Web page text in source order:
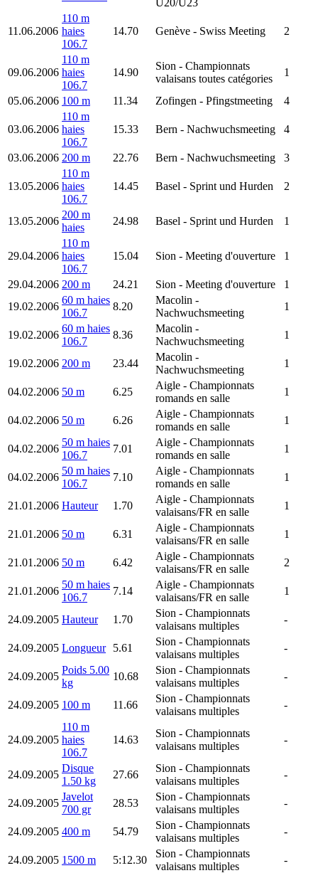
11.06.2006
110 m
haies
106.7
14.70 Genève - Swiss Meeting 2
09.06.2006
110 m
haies
106.7
14.90
Sion - Championnats
valaisans toutes catégories
1
05.06.2006 100 m 11.34 Zofingen - Pfingstmeeting 4
03.06.2006
110 m
haies
106.7
15.33 Bern - Nachwuchsmeeting 4
03.06.2006 200 m 22.76 Bern - Nachwuchsmeeting 3
13.05.2006
110 m
haies
106.7
14.45 Basel - Sprint und Hurden 2
13.05.2006
200 m
haies
24.98 Basel - Sprint und Hurden 1
29.04.2006
110 m
haies
106.7
15.04 Sion - Meeting d'ouverture 1
29.04.2006 200 m 24.21 Sion - Meeting d'ouverture
1
19.02.2006
60 m haies
106.7
8.20
Macolin -
Nachwuchsmeeting
1
19.02.2006
60 m haies
106.7
8.36
Macolin -
Nachwuchsmeeting
1
19.02.2006 200 m 23.44
Macolin -
Nachwuchsmeeting
1
04.02.2006 50 m 6.25
Aigle - Championnats
romands en salle
1
04.02.2006 50 m 6.26
Aigle - Championnats
romands en salle
1
04.02.2006
50 m haies
106.7
7.01
Aigle - Championnats
romands en salle
1
04.02.2006
50 m haies
106.7
7.10
Aigle - Championnats
romands en salle
1
21.01.2006 Hauteur 1.70
Aigle - Championnats
valaisans/FR en salle
1
21.01.2006 50 m 6.31
Aigle - Championnats
valaisans/FR en salle
1
21.01.2006 50 m 6.42
Aigle - Championnats
valaisans/FR en salle
2
21.01.2006
50 m haies
106.7
7.14
Aigle - Championnats
valaisans/FR en salle
1
24.09.2005 Hauteur 1.70
Sion - Championnats
valaisans multiples
-
24.09.2005 Longueur 5.61
Sion - Championnats
valaisans multiples
-
24.09.2005
Poids 5.00
kg
10.68
Sion - Championnats
valaisans multiples
-
24.09.2005 100 m 11.66
Sion - Championnats
valaisans multiples
-
24.09.2005
110 m
haies
106.7
14.63
Sion - Championnats
valaisans multiples
-
24.09.2005
Disque
1.50 kg
27.66
Sion - Championnats
valaisans multiples
-
24.09.2005
Javelot
700 gr
28.53
Sion - Championnats
valaisans multiples
-
24.09.2005 400 m 54.79
Sion - Championnats
valaisans multiples
-
24.09.2005 1500 m 5:12.30
Sion - Championnats
valaisans multiples
-